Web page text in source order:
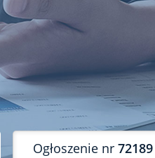
Ogłoszenie nr 72189